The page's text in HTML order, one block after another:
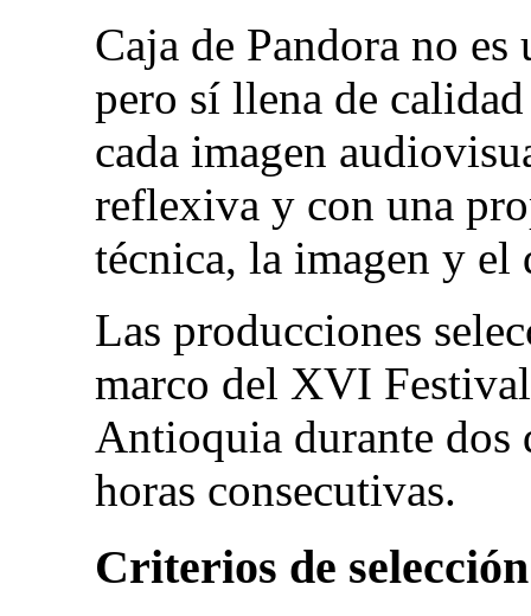
Caja de Pandora no
pero sí llena de
cada imagen
reflexiva y con una
técnica, la imagen y el
Las producciones
marco del XVI
Antioquia durante dos
horas consecutivas.
Criterios de